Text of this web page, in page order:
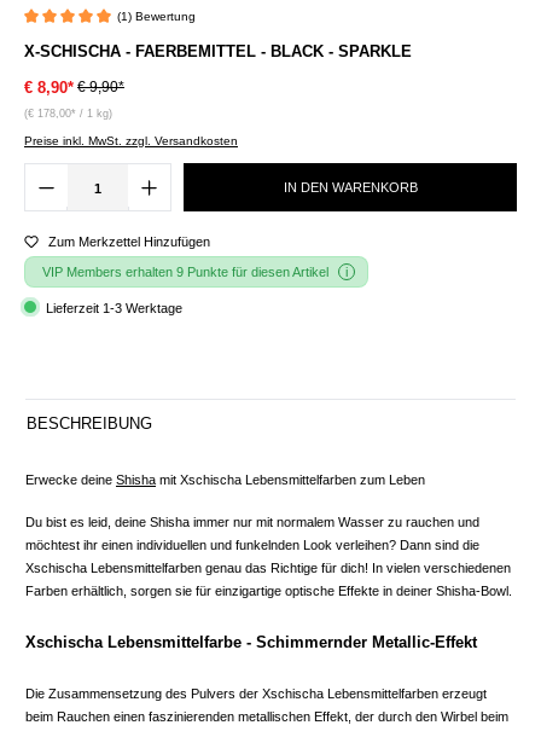
(1) Bewertung
X-SCHISCHA - FAERBEMITTEL - BLACK - SPARKLE
€ 8,90* € 9,90*
(€ 178,00* / 1 kg)
Preise inkl. MwSt. zzgl. Versandkosten
IN DEN WARENKORB
Zum Merkzettel Hinzufügen
VIP Members erhalten 9 Punkte für diesen Artikel
Lieferzeit 1-3 Werktage
BESCHREIBUNG
Erwecke deine Shisha mit Xschischa Lebensmittelfarben zum Leben
Du bist es leid, deine Shisha immer nur mit normalem Wasser zu rauchen und
möchtest ihr einen individuellen und funkelnden Look verleihen? Dann sind die
Xschischa Lebensmittelfarben genau das Richtige für dich! In vielen verschiedenen
Farben erhältlich, sorgen sie für einzigartige optische Effekte in deiner Shisha-Bowl.
Xschischa Lebensmittelfarbe - Schimmernder Metallic-Effekt
Die Zusammensetzung des Pulvers der Xschischa Lebensmittelfarben erzeugt
beim Rauchen einen faszinierenden metallischen Effekt, der durch den Wirbel beim